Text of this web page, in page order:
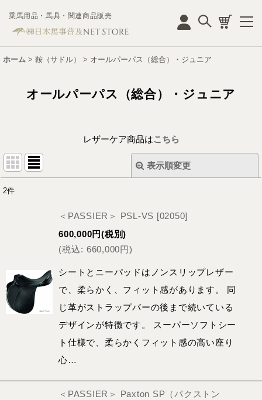
乗馬用品・馬具・関連商品販売
ホーム > 鞍（サドル） > オールパーパス（総合）・ジュニア
オールパーパス（総合）・ジュニア
レザーケア商品はこちら
表示順変更
2件
＜PASSIER＞ PSL-VS [02050]
600,000円(税別)
(税込: 660,000円)
シートとニーパッドはノンスリップレザー
で、柔らかく、フィット感があります。 同
じ革がストラップバーの後まで続いている
デザインが特徴です。 スーパーソフトシー
ト仕様で、柔らかくフィット感の高い座り
心…
＜PASSIER＞ Paxton SP（パクストン